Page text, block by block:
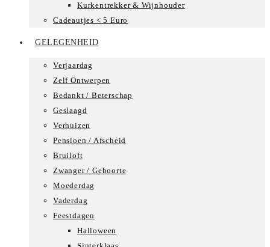
Kurkentrekker & Wijnhouder
Cadeautjes < 5 Euro
GELEGENHEID
Verjaardag
Zelf Ontwerpen
Bedankt / Beterschap
Geslaagd
Verhuizen
Pensioen / Afscheid
Bruiloft
Zwanger / Geboorte
Moederdag
Vaderdag
Feestdagen
Halloween